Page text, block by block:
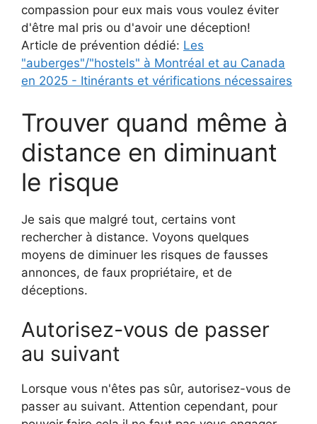
compassion pour eux mais vous voulez éviter
d'être mal pris ou d'avoir une déception!
Article de prévention dédié: Les
"auberges"/"hostels" à Montréal et au Canada
en 2025 - Itinérants et vérifications nécessaires
Trouver quand même à
distance en diminuant
le risque
Je sais que malgré tout, certains vont
rechercher à distance. Voyons quelques
moyens de diminuer les risques de fausses
annonces, de faux propriétaire, et de
déceptions.
Autorisez-vous de passer
au suivant
Lorsque vous n'êtes pas sûr, autorisez-vous de
passer au suivant. Attention cependant, pour